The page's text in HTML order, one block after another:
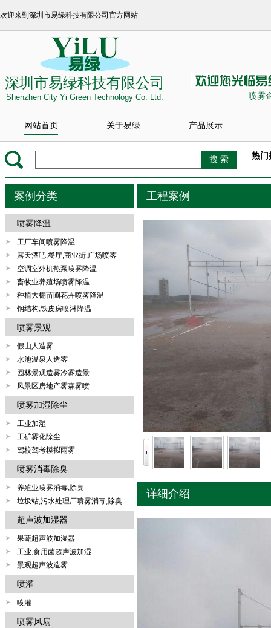
欢迎来到深圳市易绿科技有限公司官方网站
深圳市易绿科技有限公司
Shenzhen City Yi Green Technology Co. Ltd. 喷雾
网站首页 关于易绿 产品展示
热门
案例分类
喷雾降温
工厂车间喷雾降温
露天酒吧,餐厅,商业街,广场喷雾
空调室外机热泵喷雾降温
畜牧业养殖场喷雾降温
种植大棚苗圃花卉喷雾降温
钢结构,铁皮房喷淋降温
喷雾景观
假山人造雾
水池温泉人造雾
园林景观造雾冷雾造景
风景区房地产雾森雾喷
喷雾加湿除尘
工业加湿
工矿雾化除尘
驾校驾考模拟雨雾
喷雾消毒除臭
养殖业喷雾消毒,除臭
垃圾站,污水处理厂喷雾消毒,除臭
超声波加湿器
果蔬超声波加湿器
工业,食用菌超声波加湿
景观超声波造雾
喷灌
喷灌
喷雾风扇
工程案例
详细介绍